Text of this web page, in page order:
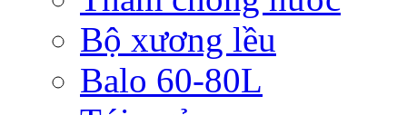
Bộ xương lều
Balo 60-80L